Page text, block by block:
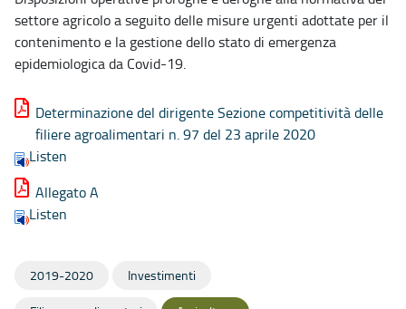
settore agricolo a seguito delle misure urgenti adottate per il
contenimento e la gestione dello stato di emergenza
epidemiologica da Covid-19.
Determinazione del dirigente Sezione competitività delle
filiere agroalimentari n. 97 del 23 aprile 2020
Listen
Allegato A
Listen
2019-2020 Investimenti